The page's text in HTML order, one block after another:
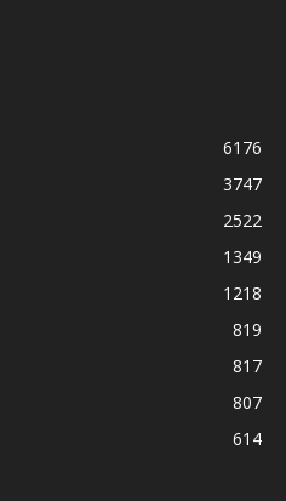
6176
3747
2522
1349
1218
819
817
807
614